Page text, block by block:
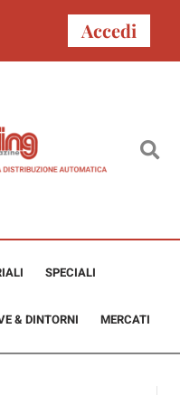
Accedi
SPECIALI
& DINTORNI MERCATI